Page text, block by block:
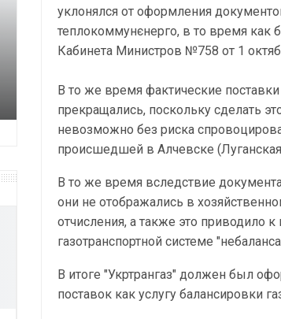
уклонялся от оформления
теплокоммунєнерго, в то время как
Кабинета Министров №758 от 1
В то же время фактические
прекращались, поскольку сделать
невозможно без риска
происшедшей в Алчевске (Луганская
В то же время вследствие
они не отображались в
отчисления, а также это приводило
газотранспортной системе "небаланса
В итоге "Укртрангаз" должен был
поставок как услугу балансировки